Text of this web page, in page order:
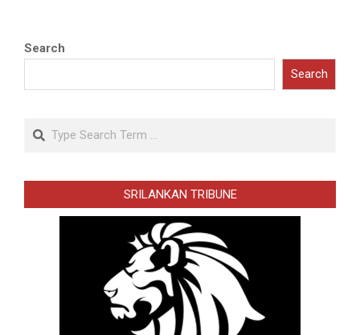
Search
Search
Search
SRILANKAN TRIBUNE